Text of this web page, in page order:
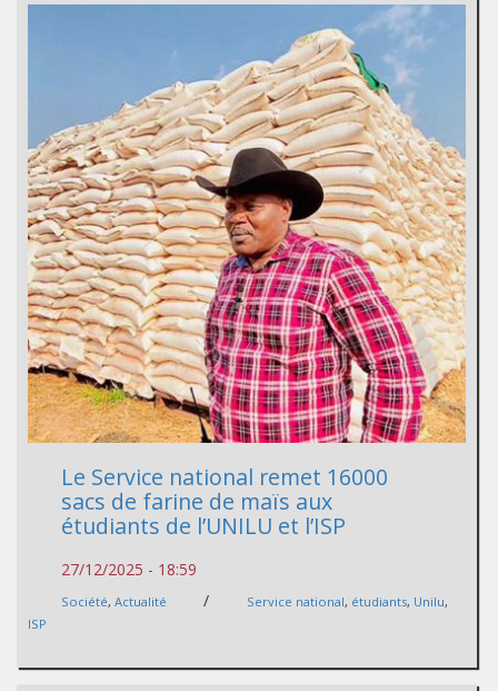
Le Service national remet 16000
sacs de farine de maïs aux
étudiants de l’UNILU et l’ISP
27/12/2025 - 18:59
Société, Actualité / Service national, étudiants, Unilu,
ISP